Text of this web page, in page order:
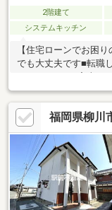
2階建て
システムキッチン
【住宅ローンでお困
でも大丈夫です■転職
夫■自営業でも家は買
他の不動産屋で審査
ホーム探しでお得情報
金・住宅ローンの控
ドバイザーが丁寧に
します！まだ借入が
んな事でもご相談下さ
福岡県柳川